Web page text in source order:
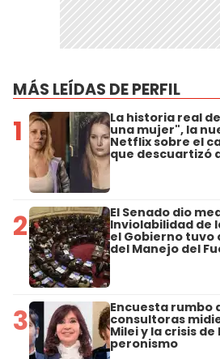
MÁS LEÍDAS DE PERFIL
1 La historia real
una mujer", la
Netflix sobre el
que descuartizó
2 El Senado dio
Inviolabilidad de
el Gobierno tuvo
del Manejo del
3 Encuesta rumbo
consultoras
Milei y la crisis
peronismo